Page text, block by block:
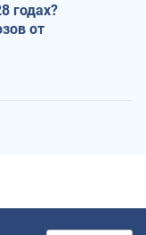
годах?
от